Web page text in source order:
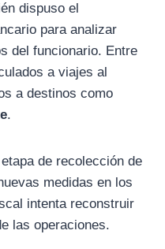
dispuso el
para analizar
del funcionario. Entre
a viajes al
a destinos como
.
de recolección de
medidas en los
intenta reconstruir
las operaciones.